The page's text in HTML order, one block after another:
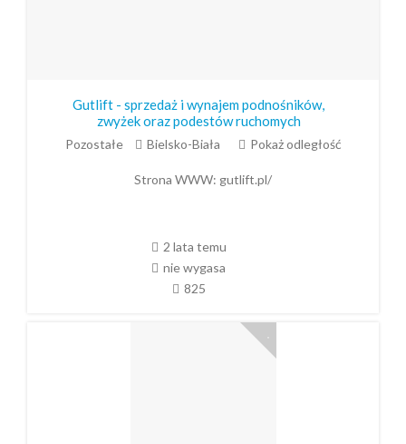
Gutlift - sprzedaż i wynajem podnośników,
zwyżek oraz podestów ruchomych
Pozostałe Bielsko-Biała Pokaż odległość
Strona WWW: gutlift.pl/
2 lata temu
nie wygasa
825